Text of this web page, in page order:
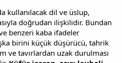
kullanılacak dil ve üslup,
doğrudan ilişkilidir. Bundan
benzeri kaba ifadeler
birini küçük düşürücü, tahrik
ve tavırlardan uzak durulması